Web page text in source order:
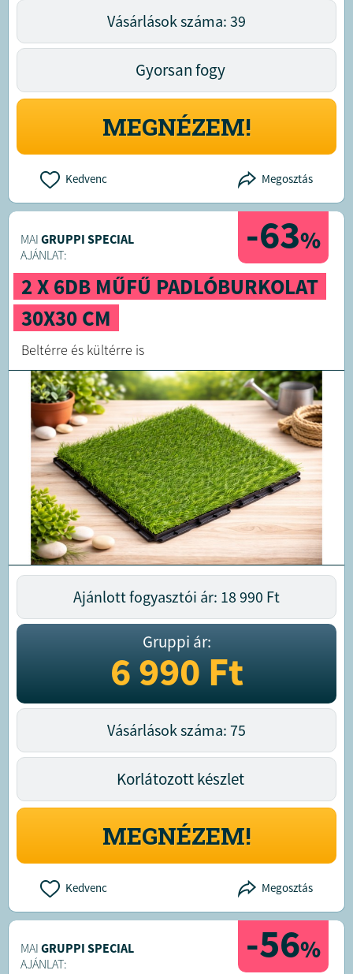
Vásárlások száma: 39
Gyorsan fogy
MEGNÉZEM!
Kedvenc Megosztás
-63%
MAI GRUPPI SPECIAL
AJÁNLAT:
2 X 6DB MŰFŰ PADLÓBURKOLAT
30X30 CM
Beltérre és kültérre is
Ajánlott fogyasztói ár: 18 990 Ft
Gruppi ár:
6 990Ft
Vásárlások száma: 75
Korlátozott készlet
MEGNÉZEM!
Kedvenc Megosztás
-56%
MAI GRUPPI SPECIAL
AJÁNLAT: